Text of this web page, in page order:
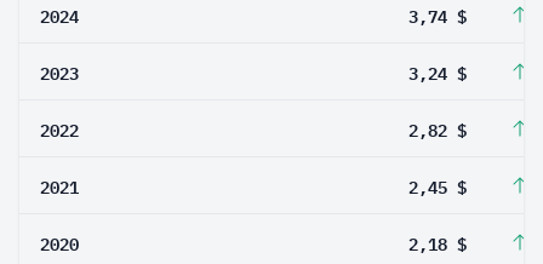
2024 3,74 $
2023 3,24 $
2022 2,82 $
2021 2,45 $
2020 2,18 $